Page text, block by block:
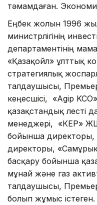
тәмамдаған.
Еңбек жолын 1996
министрлігінің
департаментінің
«Қазақойл» ұлттық
стратегиялық
талдаушысы,
кеңесшісі, «Agip
қазақстандық үлесті
менеджері, «КЕР»
бойынша
директоры, «Самұрық
басқару бойынша
мұнай және газ
талдаушысы,
болып жұмыс